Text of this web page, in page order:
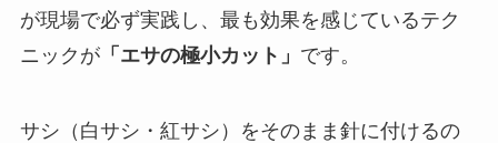
が現場で必ず実践し、最も効果を感じているテク
ニックが「エサの極小カット」 です。
サシ（白サシ・紅サシ）をそのまま針に付けるの